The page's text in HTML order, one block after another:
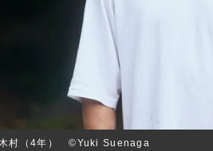
木村（4年） ©Yuki Suenaga